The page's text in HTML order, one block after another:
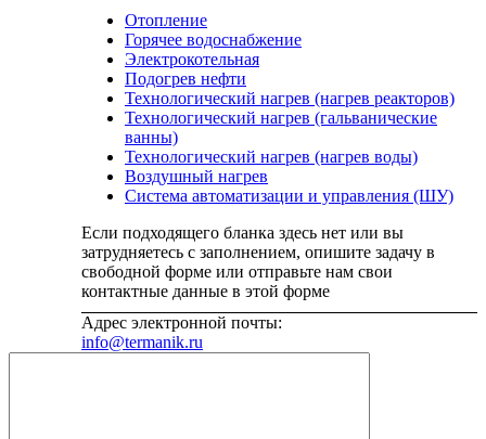
Отопление
Горячее водоснабжение
Электрокотельная
Подогрев нефти
Технологический нагрев (нагрев реакторов)
Технологический нагрев (гальванические
ванны)
Технологический нагрев (нагрев воды)
Воздушный нагрев
Система автоматизации и управления (ШУ)
Если подходящего бланка здесь нет или вы
затрудняетесь с заполнением, опишите задачу в
свободной форме или отправьте нам свои
контактные данные в этой форме
Адрес электронной почты:
info@termanik.ru